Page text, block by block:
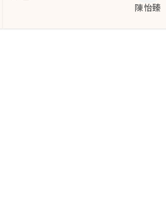
陳怡臻